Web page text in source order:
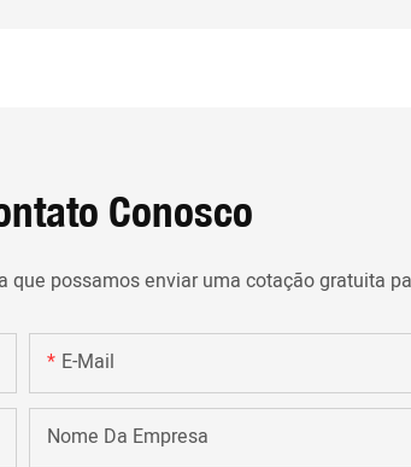
Conosco
possamos enviar uma cotação gratuita
E-Mail
Nome Da Empresa